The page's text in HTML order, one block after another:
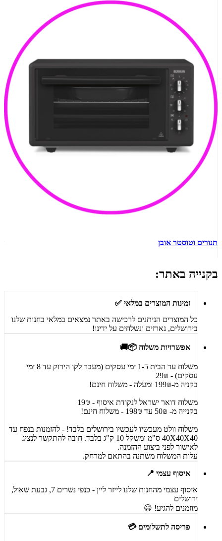
תנורים וטוסטר אובן
בקנייה באתר:
זמינות המוצרים במלאי ✅
כל המוצרים הניתנים לרכישה באתר נמצאים במלאי בחנות שלנו
בירושלים, נארזים ונשלחים על ידינו!
אפשרויות משלוח 📦🚚
משלוח עד הבית 1-5 ימי עסקים (מעבר לקו הירוק עד 8 ימי
עסקים) - 29₪
בקניה מ-199₪ ומעלה - משלוח חינם!
משלוח דואר ישראל לנקודת איסוף - 19₪
בקנייה מ- 50₪ עד 198₪ - משלוח חינם!
משלוח וולט מעכשיו לעכשיו בירושלים בלבד! - להזמנות בנפח עד
40X40X40 ס"מ ומשקל 10 ק"ג בלבד. חובה להתקשר לנציג
לאישור לפני ביצוע ההזמנה.
עלות המשלוח משתנה בהתאם למרחק.
איסוף עצמי 📍
איסוף עצמי מהחנות שלנו לייזר ליין - כנפי נשרים 7, גבעת שאול,
ירושלים
מוזמנים להגיע! 😃
פריסה לתשלומים 💳